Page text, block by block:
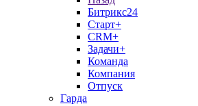
Битрикс24
Старт+
CRM+
Задачи+
Команда
Компания
Отпуск
Гарда